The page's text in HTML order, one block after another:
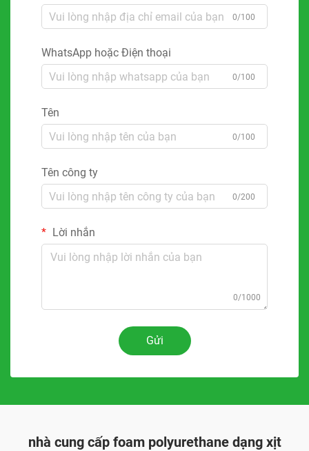
0/100
WhatsApp hoặc Điện thoại
0/100
Tên
0/100
Tên công ty
0/200
Lời nhắn
0/1000
Gửi
nhà cung cấp foam polyurethane dạng xịt